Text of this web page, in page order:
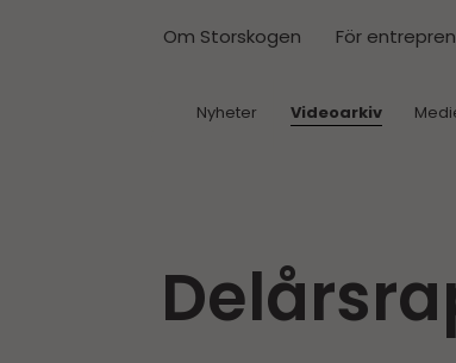
Om Storskogen För
Nyheter Videoarkiv